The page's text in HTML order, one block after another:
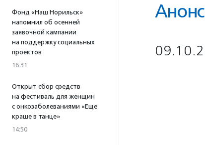
Фонд «Наш Норильск»
напомнил об осенней
заявочной кампании
на поддержку социальных
проектов
16:31
Открыт сбор средств
на фестиваль для женщин
с онкозаболеваниями «Еще
краше в танце»
14:50